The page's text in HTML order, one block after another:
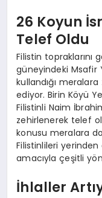
26 Koyun
Telef Oldu
Filistin topraklarını
güneyindeki Msafir
kullandığı
ediyor. Birin Köyü
Filistinli Naim
zehirlenerek telef
konusu meralara
Filistinlileri
amacıyla çeşitli
İhlaller